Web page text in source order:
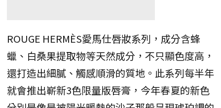
ROUGE HERMÈS愛馬仕唇妝系列，成分含蜂
蠟、白桑果提取物等天然成分，不只顯色度高，
還打造出細膩、觸感順滑的質地。此系列每半年
就會推出嶄新3色限量版唇膏，今年春夏的新色